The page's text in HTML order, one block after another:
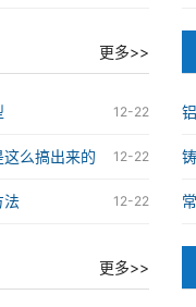
更多>>
12-22
12-22
么搞出来的
12-22
法
更多>>